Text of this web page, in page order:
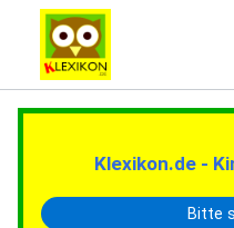
Klexikon.de -
Bitte